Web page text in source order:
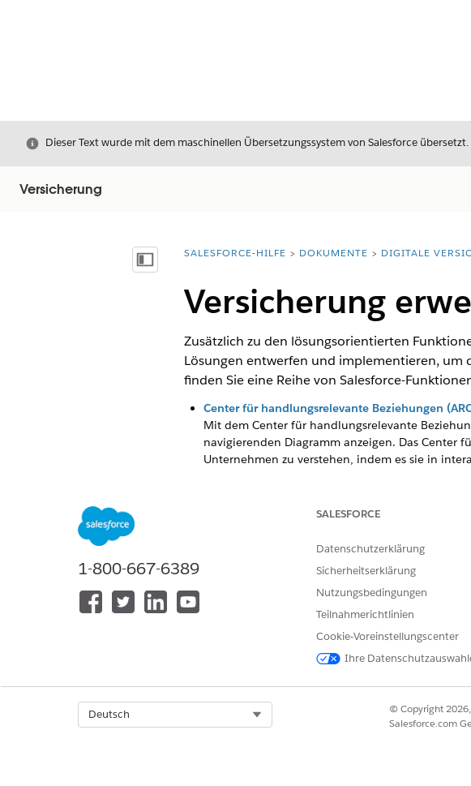
Schließen
Dieser Text wurde mit dem maschinellen Übersetzungssystem von Salesforce
Versicherung
Inhalt anzeigenSie befinden sich hier:
SALESFORCE-HILFE DOKUMENTE DIGITALE
Versicherung
Zusätzlich zu den lösungsorientierten
Lösungen entwerfen und implementieren, um
finden Sie eine Reihe von Salesforce-
Center für handlungsrelevante Beziehungen
Mit dem Center für handlungsrelevante
navigierenden Diagramm anzeigen. Das Center
Unternehmen zu verstehen, indem es sie in
Transformationsergebnisse als neue oder
Datenverarbeitungsmodul eingerichtet haben,
Generative AI von Einstein für Versicherungen
Nutzen Sie die Leistungsfähigkeit der
Mit Experience Cloud können Sie die digitale
Versicherungsnehmern den Zugriff auf ihre
Insurance Service Excellence
Orchestrieren Sie alle Teile der Service-
personalisierte Interaktionen. Die
1-800-667-6389
SALESFORCE
Datenschutzerklärung
Sicherheitserklärung
Nutzungsbedingungen
Teilnahmerichtlinien
Cookie-Voreinstellungscenter
Ihre
Deutsch
© Copyright
Salesforce.com